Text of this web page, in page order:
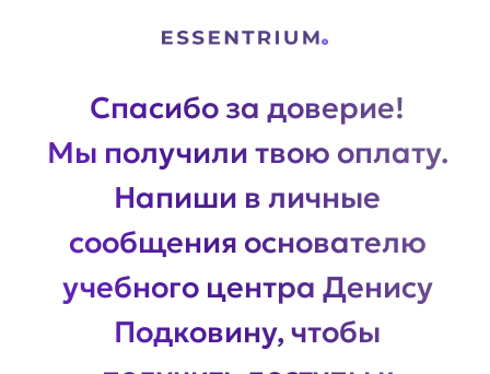
Мы получили твою оплату.
Напиши в личные
сообщения основателю
учебного центра Денису
Подковину, чтобы
получить доступы к
урокам в ближайшее
время: